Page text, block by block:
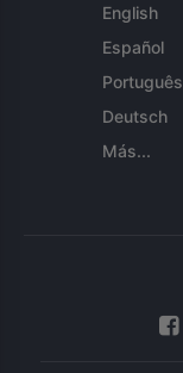
English
Español
Português
Deutsch
Más...